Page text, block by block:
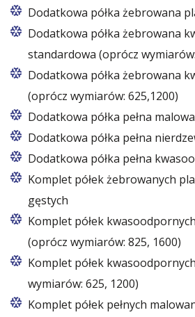
Dodatkowa półka żebrowana
Dodatkowa półka żebrowana
standardowa (oprócz
Dodatkowa półka żebrowana
(oprócz wymiarów: 625,1200)
Dodatkowa półka pełna
Dodatkowa półka pełna
Dodatkowa półka pełna
Komplet półek żebrowanych
gęstych
Komplet półek
(oprócz wymiarów: 825, 1600)
Komplet półek
wymiarów: 625, 1200)
Komplet półek pełnych